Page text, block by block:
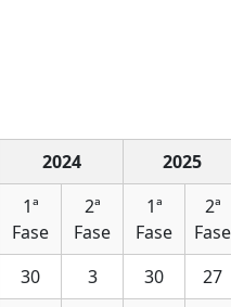
2024
2025
1ª
Fase
2ª
Fase
1ª
Fase
2ª
Fase
30 3 30
27